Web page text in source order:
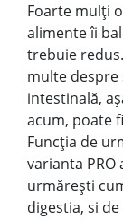
Foarte mulți
alimente îi
trebuie
multe despre
intestinală,
acum, poate
⁠⁠Funcția de
varianta
urmărești
digestia, si